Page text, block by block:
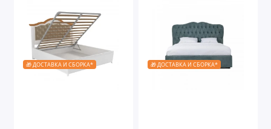
🎁 ДОСТАВКА И СБОРКА* 🎁 ДОСТАВКА И СБОРКА*